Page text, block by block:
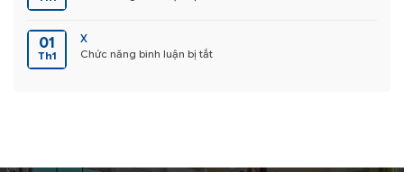
LẬP
01
Th1
x
Chức năng bình luận bị tắtở